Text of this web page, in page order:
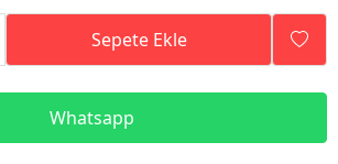
Sepete Ekle
Whatsapp